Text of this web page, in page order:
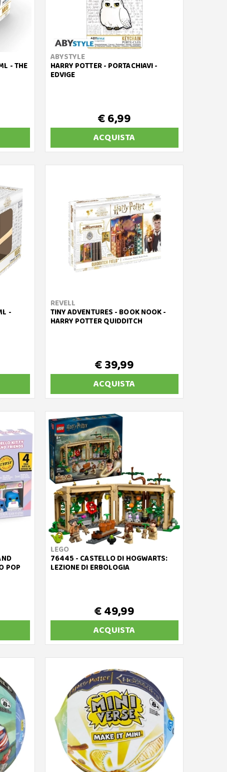
- THE
ABYSTYLE
HARRY POTTER - PORTACHIAVI -
EDVIGE
€ 6,99
ACQUISTA
-
REVELL
TINY ADVENTURES - BOOK NOOK -
HARRY POTTER QUIDDITCH
€ 39,99
ACQUISTA
POP
LEGO
76445 - CASTELLO DI HOGWARTS:
LEZIONE DI ERBOLOGIA
€ 49,99
ACQUISTA